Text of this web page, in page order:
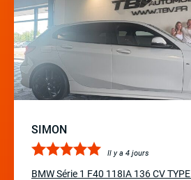
SIMON
Il y a 4 jours
BMW Série 1 F40 118IA 136 CV